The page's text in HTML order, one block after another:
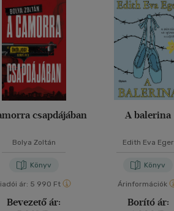
csapdájában
Bolya Zoltán
Könyv
ár: 5 990 Ft
Bevezető ár:
A balerina
Edith Eva Eger
Könyv
Árinformációk
Borító ár: